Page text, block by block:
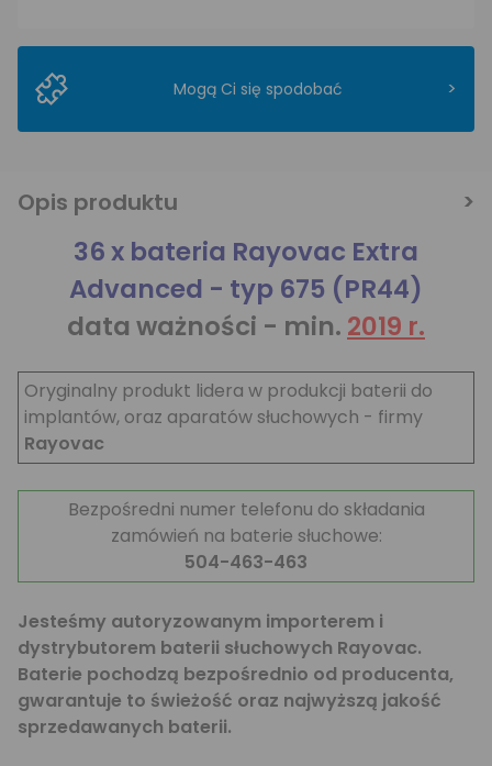
Mogą Ci się spodobać >
Opis produktu
36 x bateria Rayovac Extra
Advanced - typ 675 (PR44)
data ważności - min. 2019 r.
Oryginalny produkt lidera w produkcji baterii do
implantów, oraz aparatów słuchowych - firmy
Rayovac
Bezpośredni numer telefonu do składania
zamówień na baterie słuchowe:
504-463-463
Jesteśmy autoryzowanym importerem i
dystrybutorem baterii słuchowych Rayovac.
Baterie pochodzą bezpośrednio od producenta,
gwarantuje to świeżość oraz najwyższą jakość
sprzedawanych baterii.